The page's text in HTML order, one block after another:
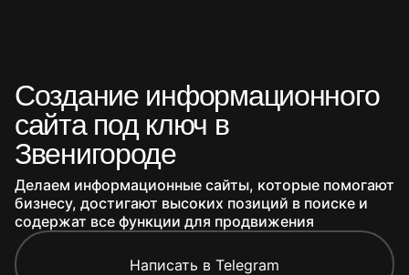
Создание информационного
сайта под ключ в
Звенигороде
Делаем информационные сайты, которые помогают
бизнесу, достигают высоких позиций в поиске и
содержат все функции для продвижения
Написать в Telegram